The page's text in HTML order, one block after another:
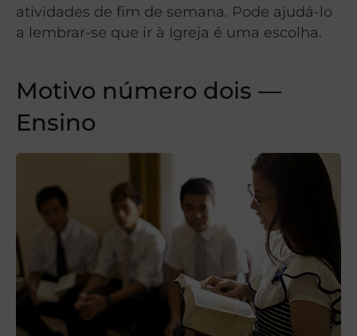
atividades de fim de semana. Pode ajudá-lo
a lembrar-se que ir à Igreja é uma escolha.
Motivo número dois —
Ensino